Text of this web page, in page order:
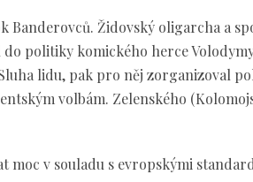
Banderovců. Židovský oligarcha a
politiky komického herce
lidu, pak pro něj zorganizoval
volbám. Zelenského
moc v souladu s evropskými